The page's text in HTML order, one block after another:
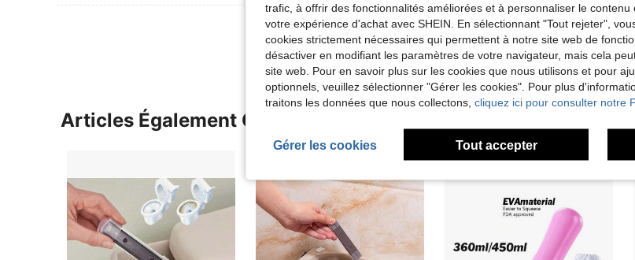
Voir Plus D'avis
Articles Également Consultés
trafic, à offrir des fonctionnalités améliorées et à personnaliser le
votre expérience d'achat avec SHEIN. En sélectionnant "Tout rejeter",
cookies strictement nécessaires qui permettent à notre site web de
désactiver en modifiant les paramètres de votre navigateur, mais cela
site web. Pour en savoir plus sur les cookies que nous utilisons et pour
optionnels, veuillez sélectionner "Gérer les cookies". Pour plus
traitons les données que nous collectons, cliquez ici pour consulter notre
Gérer les cookies Tout accepter